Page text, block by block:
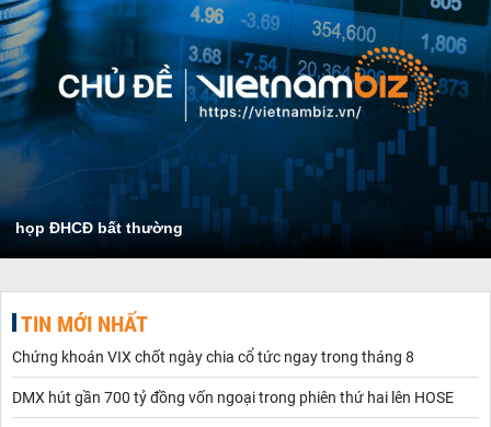
họp ĐHCĐ bất thường
TIN MỚI NHẤT
Chứng khoán VIX chốt ngày chia cổ tức ngay trong tháng 8
DMX hút gần 700 tỷ đồng vốn ngoại trong phiên thứ hai lên HOSE